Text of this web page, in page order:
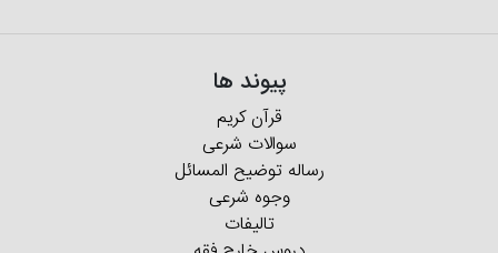
پیوند ها
قرآن کریم
سوالات شرعی
رساله توضیح المسائل
وجوه شرعی
تالیفات